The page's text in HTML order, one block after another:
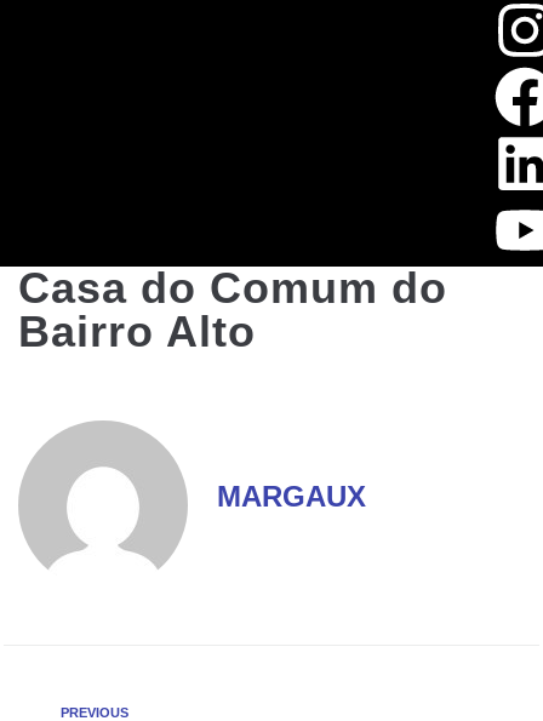
Casa do Comum do
Bairro Alto
MARGAUX
PREVIOUS